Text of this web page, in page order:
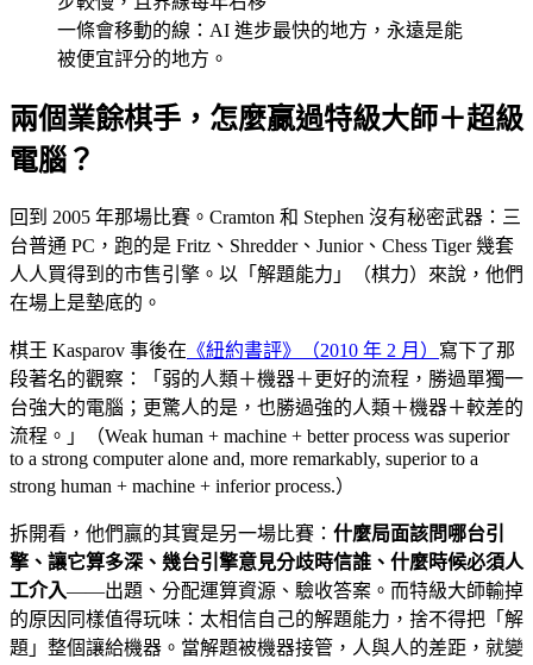
一條會移動的線：AI 進步最快的地方，永遠是能
被便宜評分的地方。
兩個業餘棋手，怎麼贏過特級大師＋超級
電腦？
回到 2005 年那場比賽。Cramton 和 Stephen 沒有秘密武器：三
台普通 PC，跑的是 Fritz、Shredder、Junior、Chess Tiger 幾套
人人買得到的市售引擎。以「解題能力」（棋力）來說，他們
在場上是墊底的。
棋王 Kasparov 事後在 《紐約書評》（2010 年 2 月） 寫下了那
段著名的觀察：「弱的人類＋機器＋更好的流程，勝過單獨一
台強大的電腦；更驚人的是，也勝過強的人類＋機器＋較差的
流程。」（Weak human + machine + better process was superior
to a strong computer alone and, more remarkably, superior to a
strong human + machine + inferior process.）
拆開看，他們贏的其實是另一場比賽： 什麼局面該問哪台引
擎、讓它算多深、幾台引擎意見分歧時信誰、什麼時候必須人
工介入——出題、分配運算資源、驗收答案。而特級大師輸掉
的原因同樣值得玩味：太相信自己的解題能力，捨不得把「解
題」整個讓給機器。當解題被機器接管，人與人的差距，就變